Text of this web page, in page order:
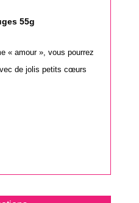
55g
« amour », vous pourrez
de jolis petits cœurs